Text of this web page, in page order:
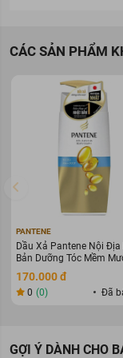
Ưu thế của Bộ
Thành phần
Dầu Gội Bưởi Cocoon
Laureth
CÁC SẢN PHẨM
PANTENE
Dầu Xả Pantene Nội
Bản Dưỡng Tóc Mềm
400g
170.000 đ
0 (0) Đã
GỢI Ý DÀNH CHO